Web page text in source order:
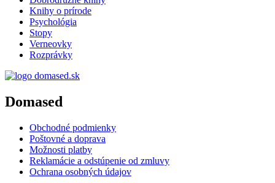
Knihy o prírode
Psychológia
Stopy
Verneovky
Rozprávky
Domased
Obchodné podmienky
Poštovné a doprava
Možnosti platby
Reklamácie a odstúpenie od zmluvy
Ochrana osobných údajov